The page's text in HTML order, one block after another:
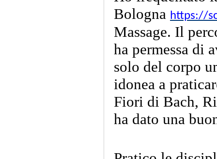
Bologna https://
Massage. Il
ha permessa di
solo del corpo
idonea a
Fiori di Bach,
ha dato una